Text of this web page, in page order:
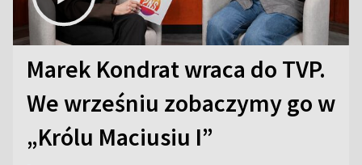
Marek Kondrat wraca do TVP.
We wrześniu zobaczymy go w
„Królu Maciusiu I”